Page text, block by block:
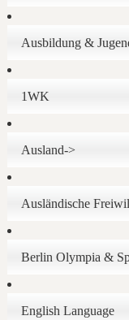
Ausbildung &
1WK
Ausland->
Ausländische
Berlin Olympia &
English Language